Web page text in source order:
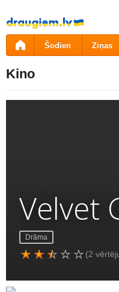
Pāriet
uz
saturu
Šodien Ziņas
Kino
Velvet
Drāma
(2